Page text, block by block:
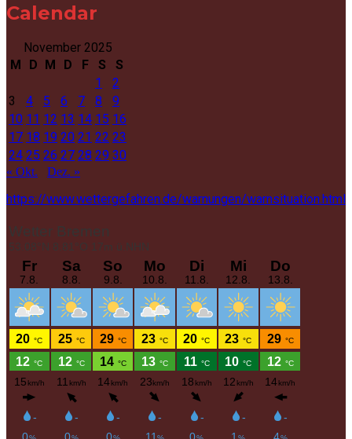
Calendar
November 2025
M
D M D F S
S
1
2
3
4 5 6 7 8
9
10 11 12 13 14 15 16
17 18 19 20 21 22 23
24 25 26 27 28 29 30
« Okt. Dez. »
https://www.wettergefahren.de/warnungen/warnsituation.html